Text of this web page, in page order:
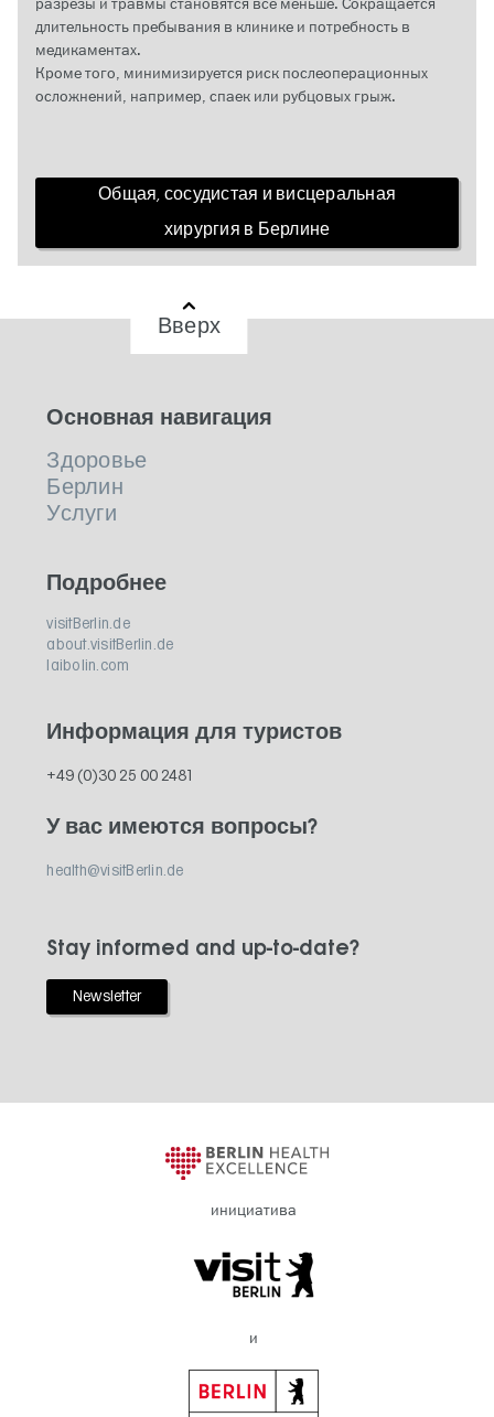
разрезы и травмы становятся все меньше. Сокращается
длительность пребывания в клинике и потребность в
медикаментах.
Кроме того, минимизируется риск послеоперационных
осложнений, например, спаек или рубцовых грыж.
Общая, сосудистая и висцеральная
хирургия в Берлине
Вверх
Основная навигация
Здоровье
Берлин
Услуги
Подробнее
visitBerlin.de
about.visitBerlin.de
laibolin.com
Информация для туристов
+49 (0)30 25 00 2481
У вас имеются вопросы?
health@visitBerlin.de
Stay informed and up-to-date?
Newsletter
инициатива
и